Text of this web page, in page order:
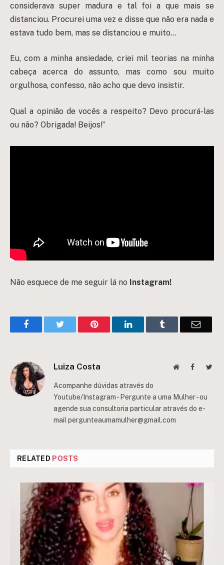
considerava super madura e tal foi a que mais se
distanciou. Procurei uma vez e disse que não era nada e
estava tudo bem, mas se distanciou e muito…
Eu, com a minha ansiedade, criei mil teorias na minha
cabeça acerca do assunto, mas como sou muito
orgulhosa, confesso, não acho que devo insistir.
Qual a opinião de vocês a respeito? Devo procurá-las
ou não? Obrigada! Beijos!”
Não esquece de me seguir lá no Instagram!
FacebookTwitter Pinterest LinkedInTumblr Email
Luiza Costa WebsiteFacebook
Acompanhe dúvidas através do
Youtube/Instagram - Pergunte a uma Mulher - ou
agende sua consultoria particular através do e-
mail pergunteaumamulher@gmail.com
RELATED POSTS